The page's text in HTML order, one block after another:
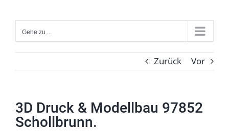
Inhalt
springenGehe zu ...
Zurück Vor
3D Druck & Modellbau 97852
Schollbrunn.